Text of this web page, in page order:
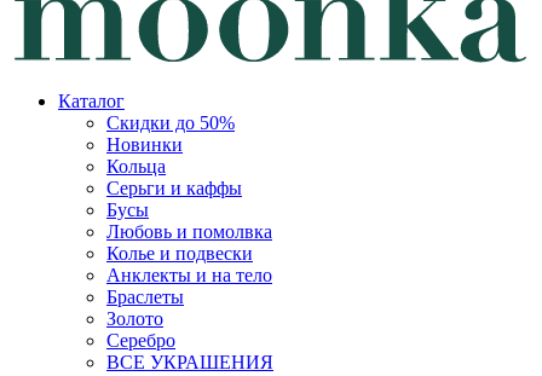
Каталог
Скидки до 50%
Новинки
Кольца
Серьги и каффы
Бусы
Любовь и помолвка
Колье и подвески
Анклекты и на тело
Браслеты
Золото
Серебро
ВСЕ УКРАШЕНИЯ